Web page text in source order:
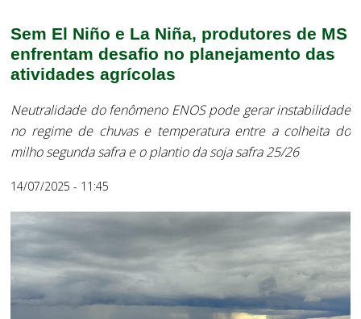
Sem El Niño e La Niña, produtores de MS
enfrentam desafio no planejamento das
atividades agrícolas
Neutralidade do fenômeno ENOS pode gerar instabilidade
no regime de chuvas e temperatura entre a colheita do
milho segunda safra e o plantio da soja safra 25/26
14/07/2025 - 11:45